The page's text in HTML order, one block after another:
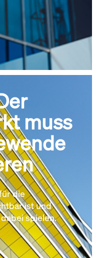
muss
die
ist und
spielen.